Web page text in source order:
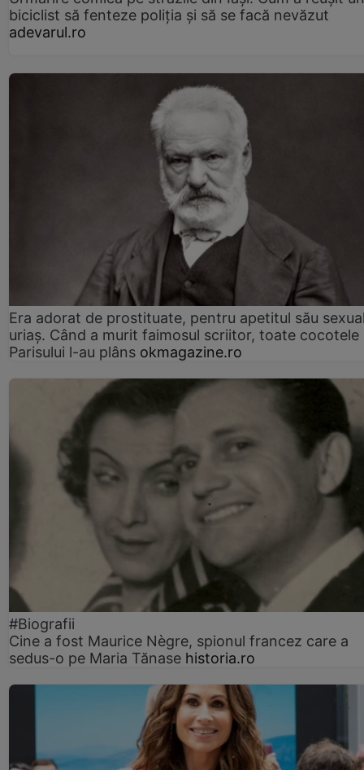
biciclist să fenteze poliția și să se facă nevăzut
adevarul.ro
Era adorat de prostituate, pentru apetitul său
uriaș. Când a murit faimosul scriitor, toate cocotele
Parisului l-au plâns okmagazine.ro
#Biografii
Cine a fost Maurice Nègre, spionul francez care a
sedus-o pe Maria Tănase historia.ro